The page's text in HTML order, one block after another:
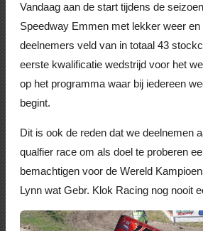
Vandaag aan de start tijdens de
Speedway Emmen met lekker weer en
deelnemers veld van in totaal 43
eerste kwalificatie wedstrijd voor het
op het programma waar bij iedereen
begint.
Dit is ook de reden dat we deelnemen
qualfier race om als doel te proberen
bemachtigen voor de Wereld
Lynn wat Gebr. Klok Racing nog nooit